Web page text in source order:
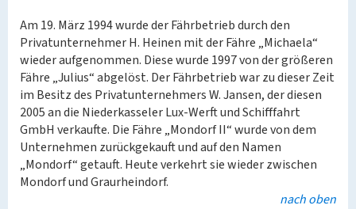
Am 19. März 1994 wurde der Fährbetrieb durch den
Privatunternehmer H. Heinen mit der Fähre „Michaela“
wieder aufgenommen. Diese wurde 1997 von der größeren
Fähre „Julius“ abgelöst. Der Fährbetrieb war zu dieser Zeit
im Besitz des Privatunternehmers W. Jansen, der diesen
2005 an die Niederkasseler Lux-Werft und Schifffahrt
GmbH verkaufte. Die Fähre „Mondorf II“ wurde von dem
Unternehmen zurückgekauft und auf den Namen
„Mondorf“ getauft. Heute verkehrt sie wieder zwischen
Mondorf und Graurheindorf.
nach oben